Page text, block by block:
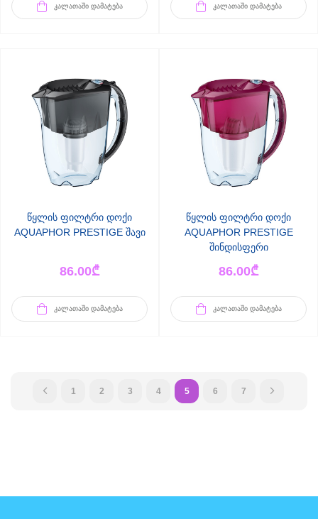
ᲙᲐᲚᲐᲗᲐᲨᲘ ᲓᲐᲛᲐᲢᲔᲑᲐ ᲙᲐᲚᲐᲗᲐᲨᲘ ᲓᲐᲛᲐᲢᲔᲑᲐ
წყლის ფილტრი დოქი
AQUAPHOR PRESTIGE შავი
86.00₾
ᲙᲐᲚᲐᲗᲐᲨᲘ ᲓᲐᲛᲐᲢᲔᲑᲐ
წყლის ფილტრი დოქი
AQUAPHOR PRESTIGE
შინდისფერი
86.00₾
ᲙᲐᲚᲐᲗᲐᲨᲘ ᲓᲐᲛᲐᲢᲔᲑᲐ
1 2 3 4 5 6 7